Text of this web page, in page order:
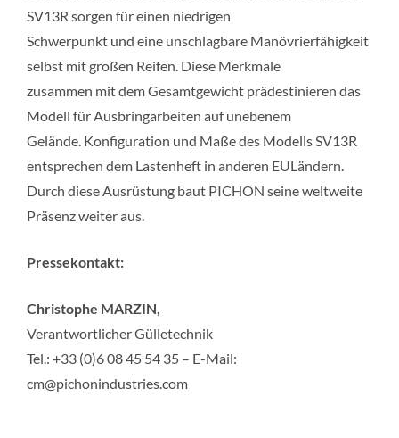
SV13R sorgen für einen niedrigen
Schwerpunkt und eine unschlagbare Manövrierfähigkeit
selbst mit großen Reifen. Diese Merkmale
zusammen mit dem Gesamtgewicht prädestinieren das
Modell für Ausbringarbeiten auf unebenem
Gelände. Konfiguration und Maße des Modells SV13R
entsprechen dem Lastenheft in anderen EULändern.
Durch diese Ausrüstung baut PICHON seine weltweite
Präsenz weiter aus.
Pressekontakt:
Christophe MARZIN,
Verantwortlicher Gülletechnik
Tel.: +33 (0)6 08 45 54 35 – E-Mail:
cm@pichonindustries.com